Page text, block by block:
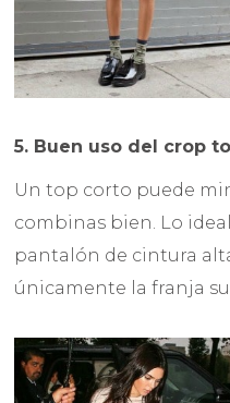
5. Buen uso del crop
Un top corto puede
combinas bien. Lo
pantalón de cintura
únicamente la franja